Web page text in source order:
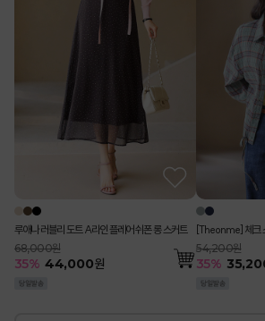
루애나 러블리 도트 A라인 플레어 쉬폰 롱 스커트
68,000원
35% 44,000원
[Theonme] 체크
54,200원
35%